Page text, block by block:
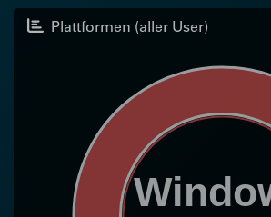
Plattformen (aller User)